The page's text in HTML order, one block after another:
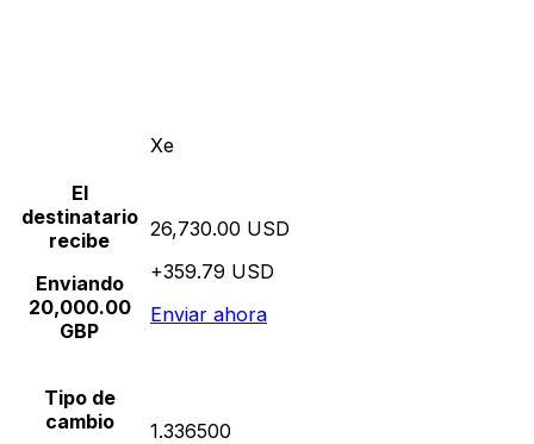
Xe
El
destinatario
recibe
Enviando
20,000.00
GBP
26,730.00 USD
+359.79 USD
Enviar ahora
Tipo de
cambio
1.336500